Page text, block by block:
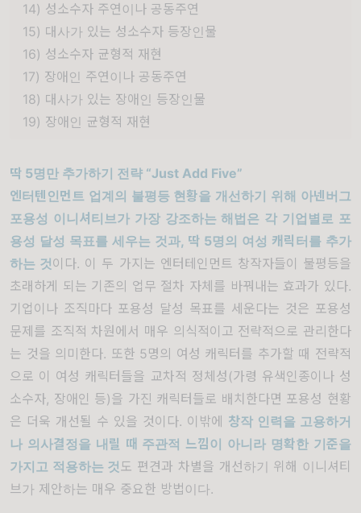
14) 성소수자 주연이나 공동주연
15) 대사가 있는 성소수자 등장인물
16) 성소수자 균형적 재현
17) 장애인 주연이나 공동주연
18) 대사가 있는 장애인 등장인물
19) 장애인 균형적 재현
딱 5명만 추가하기 전략 “Just Add Five”
엔터텐인먼트 업계의 불평등 현황을 개선하기 위해 아넨버그
포용성 이니셔티브가 가장 강조하는 해법은 각 기업별로 포
용성 달성 목표를 세우는 것과, 딱 5명의 여성 캐릭터를 추가
하는 것이다. 이 두 가지는 엔터테인먼트 창작자들이 불평등을
초래하게 되는 기존의 업무 절차 자체를 바꿔내는 효과가 있다.
기업이나 조직마다 포용성 달성 목표를 세운다는 것은 포용성
문제를 조직적 차원에서 매우 의식적이고 전략적으로 관리한다
는 것을 의미한다. 또한 5명의 여성 캐릭터를 추가할 때 전략적
으로 이 여성 캐릭터들을 교차적 정체성 (가령 유색인종이나 성
소수자, 장애인 등)을 가진 캐릭터들로 배치한다면 포용성 현황
은 더욱 개선될 수 있을 것이다. 이밖에 창작 인력을 고용하거
나 의사결정을 내릴 때 주관적 느낌이 아니라 명확한 기준을
가지고 적용하는 것도 편견과 차별을 개선하기 위해 이니셔티
브가 제안하는 매우 중요한 방법이다.